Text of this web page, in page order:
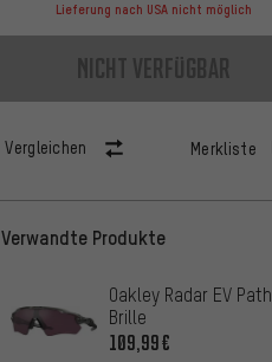
Lieferung nach USA nicht möglich
nicht verfügbar
Vergleichen Merkliste
Verwandte Produkte
Oakley Radar EV Path
Brille
109,99€